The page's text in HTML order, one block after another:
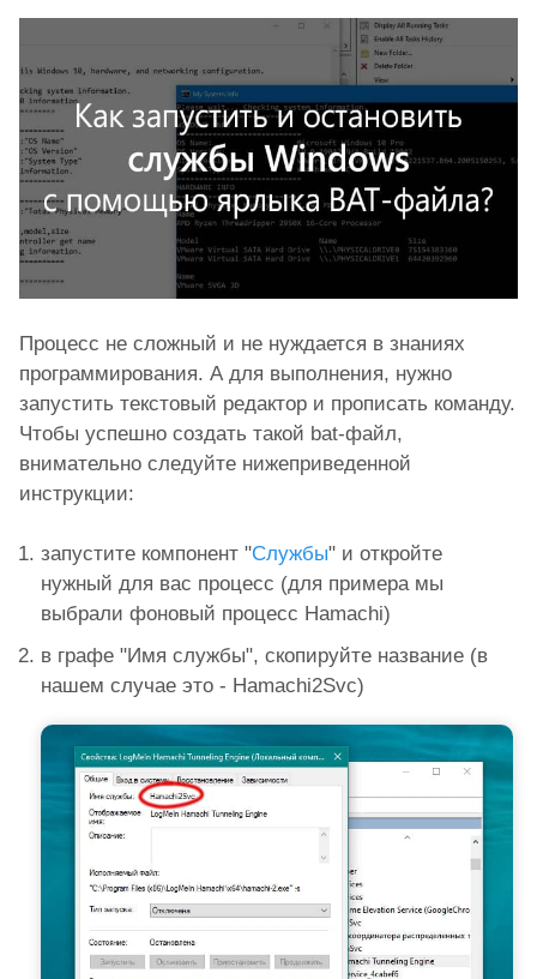
Процесс не сложный и не нуждается в знаниях
программирования. А для выполнения, нужно
запустить текстовый редактор и прописать команду.
Чтобы успешно создать такой bat-файл,
внимательно следуйте нижеприведенной
инструкции:
запустите компонент "Службы" и откройте
нужный для вас процесс (для примера мы
выбрали фоновый процесс Hamachi)
в графе "Имя службы", скопируйте название (в
нашем случае это - Hamachi2Svc)